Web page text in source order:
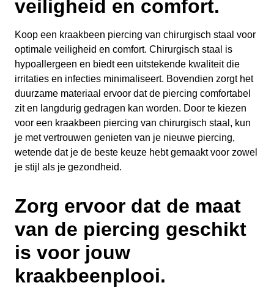
veiligheid en comfort.
Koop een kraakbeen piercing van chirurgisch staal voor
optimale veiligheid en comfort. Chirurgisch staal is
hypoallergeen en biedt een uitstekende kwaliteit die
irritaties en infecties minimaliseert. Bovendien zorgt het
duurzame materiaal ervoor dat de piercing comfortabel
zit en langdurig gedragen kan worden. Door te kiezen
voor een kraakbeen piercing van chirurgisch staal, kun
je met vertrouwen genieten van je nieuwe piercing,
wetende dat je de beste keuze hebt gemaakt voor zowel
je stijl als je gezondheid.
Zorg ervoor dat de maat
van de piercing geschikt
is voor jouw
kraakbeenplooi.